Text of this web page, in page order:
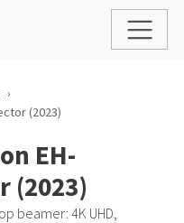
(2023)
EH-
(2023)
beamer: 4K UHD,